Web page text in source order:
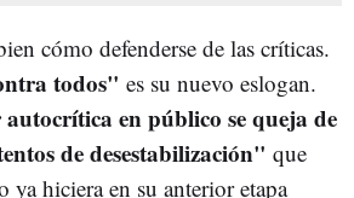
cómo defenderse de las críticas.
todos" es su nuevo eslogan.
en público se queja de
de desestabilización" que
ya hiciera en su anterior etapa